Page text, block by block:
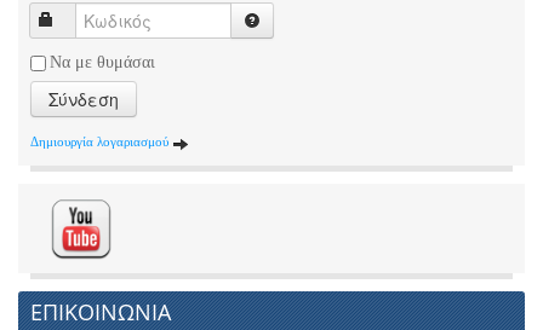
Να με θυμάσαι
Σύνδεση
Δημιουργία λογαριασμού
ΕΠΙΚΟΙΝΩΝΙΑ